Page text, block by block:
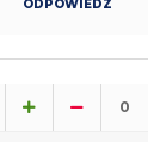
ODPOWIEDZ
0